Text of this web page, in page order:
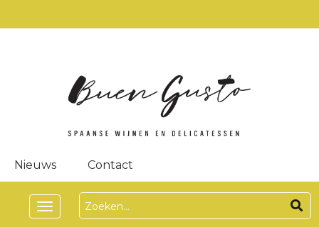
Nieuws Contact
Toggle